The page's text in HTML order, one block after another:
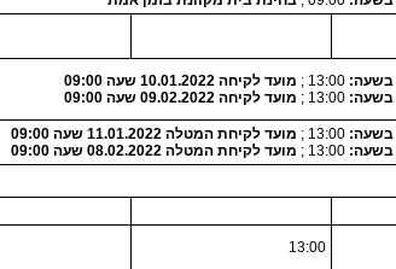
בשעה: 13:00 ;
מועד לקיחה 10.01.2022 שעה 09:00
בשעה: 13:00 ; מועד לקיחה 09.02.2022 שעה 09:00
בשעה: 13:00 ;
מועד לקיחת המטלה 11.01.2022 שעה 09:00
בשעה: 13:00 ; מועד לקיחת המטלה 08.02.2022 שעה 09:00
13:00